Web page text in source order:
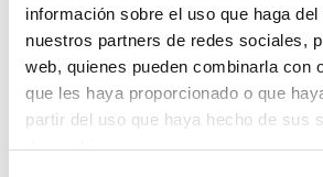
información sobre el uso que haga
nuestros partners de redes sociales,
web, quienes pueden combinarla con
que les haya proporcionado o que
partir del uso que haya hecho de sus
¿Has olvidado tu contraseña?